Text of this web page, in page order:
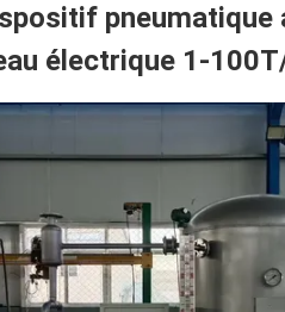
pneumatique
électrique 1-